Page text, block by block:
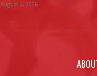
August 9, 2026